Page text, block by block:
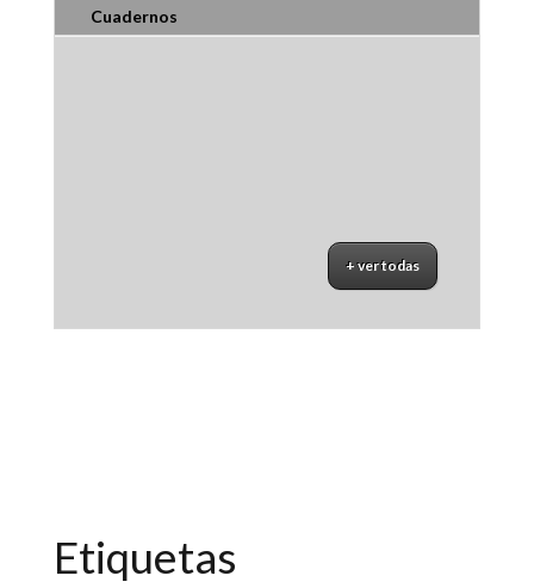
Cuadernos
+ ver todas
Etiquetas